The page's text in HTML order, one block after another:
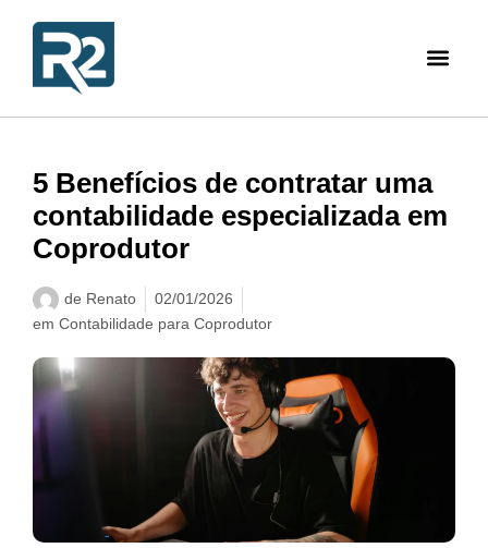
5 Benefícios de contratar uma
contabilidade especializada em
Coprodutor
de Renato
02/01/2026
em Contabilidade para Coprodutor